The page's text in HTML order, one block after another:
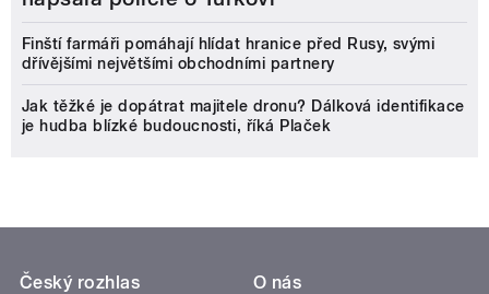
Finští farmáři pomáhají hlídat hranice před Rusy, svými
dřívějšími největšími obchodními partnery
Jak těžké je dopátrat majitele dronu? Dálková identifikace
je hudba blízké budoucnosti, říká Plaček
Český rozhlas
O nás